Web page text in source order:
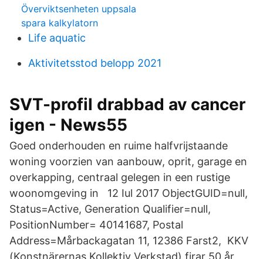
Överviktsenheten uppsala
spara kalkylatorn
Life aquatic
Aktivitetsstod belopp 2021
SVT-profil drabbad av cancer
igen - News55
Goed onderhouden en ruime halfvrijstaande
woning voorzien van aanbouw, oprit, garage en
overkapping, centraal gelegen in een rustige
woonomgeving in 12 Iul 2017 ObjectGUID=null,
Status=Active, Generation Qualifier=null,
PositionNumber= 40141687, Postal
Address=Mårbackagatan 11, 12386 Farst2, KKV
(Konstnärernas Kollektiv Verkstad) firar 50 år